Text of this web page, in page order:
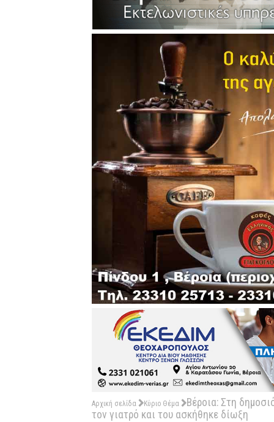
Αρχική σελίδα Κύριο Θέμα
Βέροια: Στη
τον γιατρό και του ασκήθηκε δίωξη